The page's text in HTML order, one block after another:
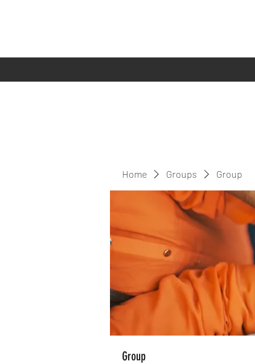
Home Groups Group
Group